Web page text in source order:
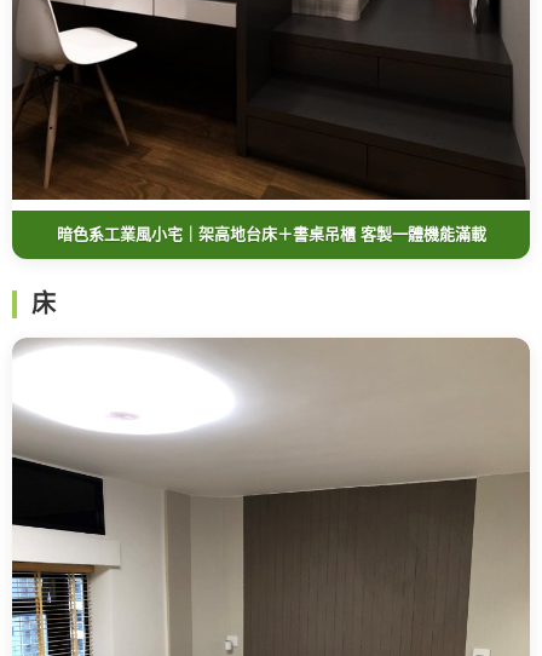
暗色系工業風小宅｜架高地台床＋書桌吊櫃 客製一體機能滿載
床